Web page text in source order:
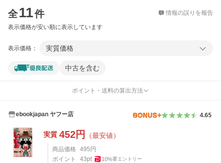
全11件 情報の誤りを報告
表示価格が安い順に表示しています
表示価格： 実質価格
中古を含む
ポイント・送料の算出方法
ebookjapan ヤフー店 4.65
実質 452円 （最安値）
商品価格 495 円
ポイント
43pt 10%要エントリー